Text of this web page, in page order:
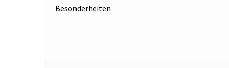
Besonderheiten